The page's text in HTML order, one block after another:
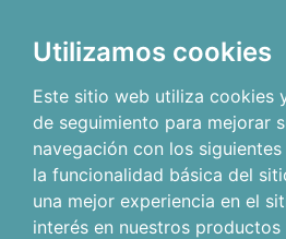
Utilizamos cookies
Este sitio web utiliza cookies
de seguimiento para mejorar
navegación con los siguientes
la funcionalidad básica del
una mejor experiencia en el
interés en nuestros